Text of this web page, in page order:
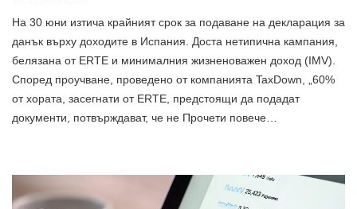
На 30 юни изтича крайният срок за подаване на декларация за
данък върху доходите в Испания. Доста нетипична кампания,
белязана от ERTE и минималния жизненоважен доход (IMV).
Според проучване, проведено от компанията TaxDown, „60%
от хората, засегнати от ERTE, предстоящи да подадат
документи, потвърждават, че не Прочети повече…